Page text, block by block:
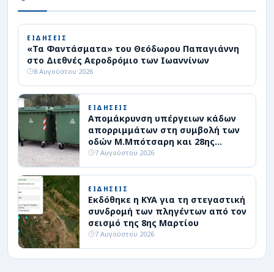
ΕΙΔΗΣΕΙΣ
«Τα Φαντάσματα» του Θεόδωρου Παπαγιάννη
στο Διεθνές Αεροδρόμιο των Ιωαννίνων
8 Αυγούστου 2026
ΕΙΔΗΣΕΙΣ
Απομάκρυνση υπέργειων κάδων
απορριμμάτων στη συμβολή των
οδών Μ.Μπότσαρη και 28ης
Οκτωβρίου
7 Αυγούστου 2026
ΕΙΔΗΣΕΙΣ
Εκδόθηκε η ΚΥΑ για τη στεγαστική
συνδρομή των πληγέντων από τον
σεισμό της 8ης Μαρτίου
7 Αυγούστου 2026